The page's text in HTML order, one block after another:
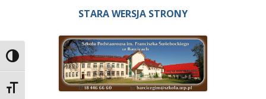
Przełącz wysoki kontrast
Zmień rozmiar czcionek
STARA WERSJA STRONY